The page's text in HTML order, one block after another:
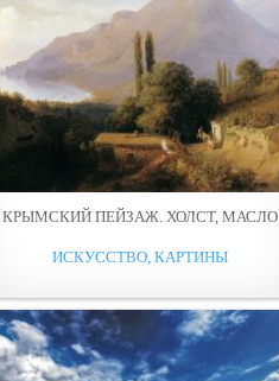
КРЫМСКИЙ ПЕЙЗАЖ. ХОЛСТ, МАСЛО
ИСКУССТВО, КАРТИНЫ